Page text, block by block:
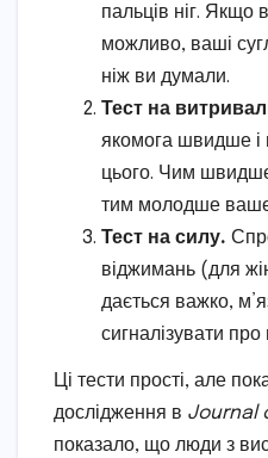
пальців ніг. Якщо
можливо, ваші
ніж ви думали.
Тест на
якомога швидше і
цього. Чим
тим молодше ваше
Тест на силу.
віджимань (для
дається важко,
сигналізувати
Ці тести прості, але
дослідження в Journal
показало, що люди з